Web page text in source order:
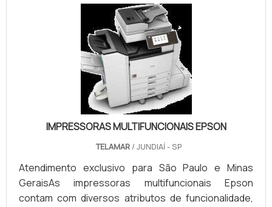
impressora e contar com os produtos compatíveis.
Confira: Produtos econômicos e com rendimento
acima da média; A loja te.
IMPRESSORAS MULTIFUNCIONAIS EPSON
TELAMAR / JUNDIAÍ - SP
Atendimento exclusivo para São Paulo e Minas
GeraisAs impressoras multifuncionais Epson
contam com diversos atributos de funcionalidade,